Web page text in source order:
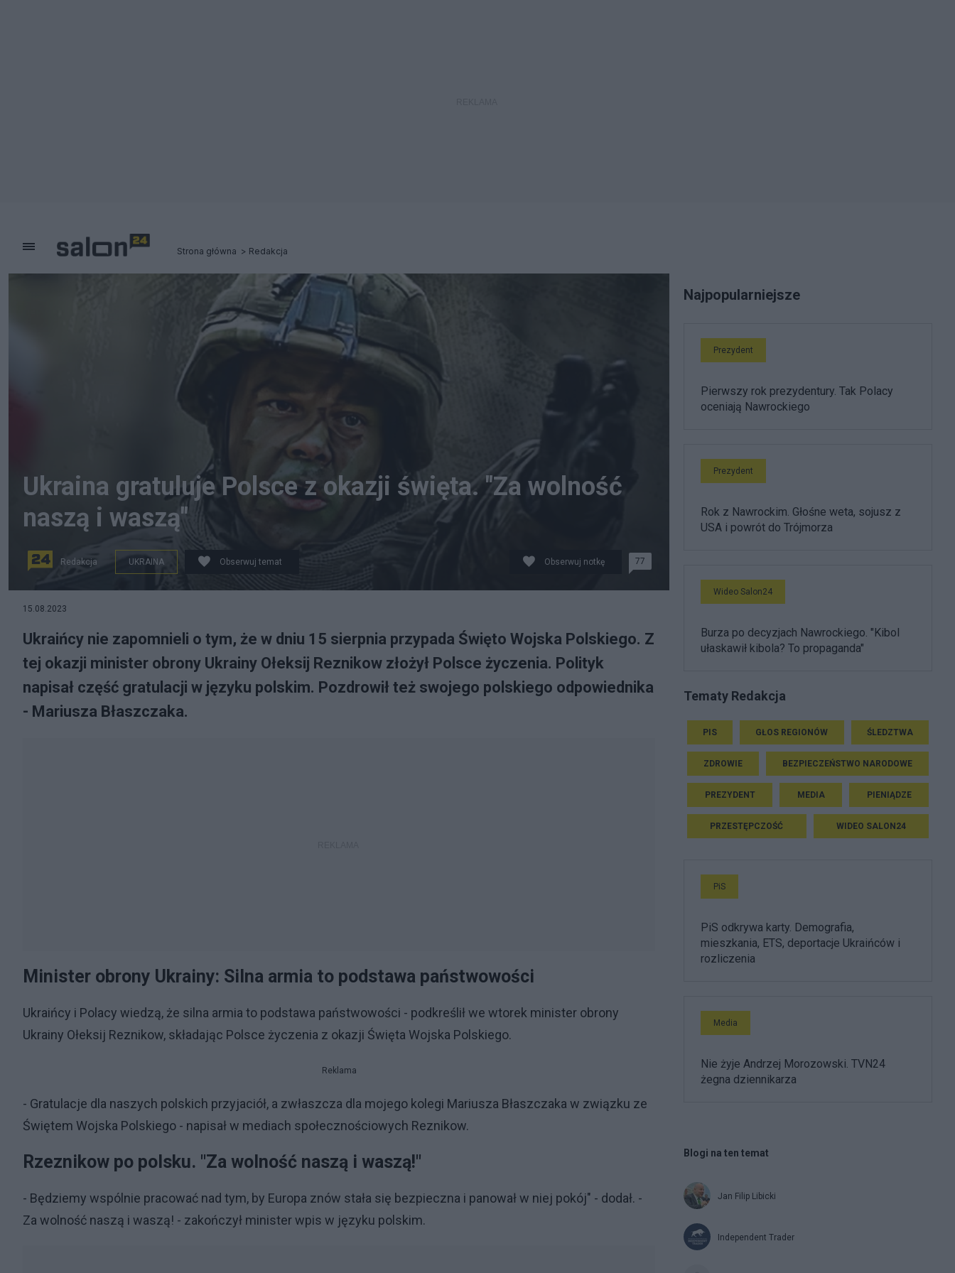
Strona główna Redakcja
Ukraina gratuluje Polsce z okazji święta. "Za wolność
naszą i waszą"
Redakcja UKRAINA Obserwuj temat Obserwuj notkę 77
15.08.2023
Ukraińcy nie zapomnieli o tym, że w dniu 15 sierpnia przypada Święto Wojska Polskiego. Z
tej okazji minister obrony Ukrainy Ołeksij Reznikow złożył Polsce życzenia. Polityk
napisał część gratulacji w języku polskim. Pozdrowił też swojego polskiego odpowiednika
- Mariusza Błaszczaka.
Minister obrony Ukrainy: Silna armia to podstawa państwowości
Ukraińcy i Polacy wiedzą, że silna armia to podstawa państwowości - podkreślił we wtorek minister obrony
Ukrainy Ołeksij Reznikow, składając Polsce życzenia z okazji Święta Wojska Polskiego.
Reklama
- Gratulacje dla naszych polskich przyjaciół, a zwłaszcza dla mojego kolegi Mariusza Błaszczaka w związku ze
Świętem Wojska Polskiego - napisał w mediach społecznościowych Reznikow.
Rzeznikow po polsku. "Za wolność naszą i waszą!"
- Będziemy wspólnie pracować nad tym, by Europa znów stała się bezpieczna i panował w niej pokój" - dodał. -
Za wolność naszą i waszą! - zakończył minister wpis w języku polskim.
Najpopularniejsze
Prezydent
Pierwszy rok prezydentury. Tak Polacy
oceniają Nawrockiego
Prezydent
Rok z Nawrockim. Głośne weta, sojusz z
USA i powrót do Trójmorza
Wideo Salon24
Burza po decyzjach Nawrockiego. "Kibol
ułaskawił kibola? To propaganda"
Tematy Redakcja
PIS GŁOS REGIONÓW ŚLEDZTWA
ZDROWIE BEZPIECZEŃSTWO NARODOWE
PREZYDENT MEDIA PIENIĄDZE
PRZESTĘPCZOŚĆ WIDEO SALON24
PiS
PiS odkrywa karty. Demografia,
mieszkania, ETS, deportacje Ukraińców i
rozliczenia
Media
Nie żyje Andrzej Morozowski. TVN24
żegna dziennikarza
Blogi na ten temat
Jan Filip Libicki
Independent Trader